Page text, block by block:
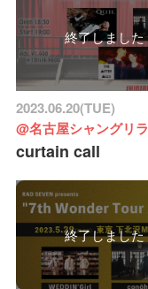
終了しました
2023.06.20(TUE)
@名古屋シャングリラ
curtain call
終了しました